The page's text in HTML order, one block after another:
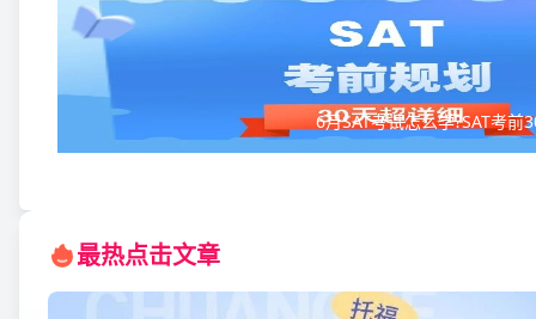
6月SAT考试怎么学?SAT考
最热点击文章